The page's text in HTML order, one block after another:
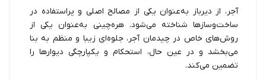
آجر، از دیرباز به‌عنوان یکی از مصالح اصلی و پراستفاده در
ساخت‌وسازها شناخته می‌شود. هره‌چینی به‌عنوان یکی از
روش‌های خاص در چیدمان آجر، جلوه‌ای زیبا و منظم به بنا
می‌بخشد و در عین حال، استحکام و یکپارچگی دیوارها را
تضمین می‌کند.